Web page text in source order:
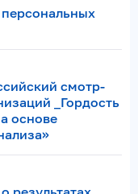
смотр-
_Гордость
основе